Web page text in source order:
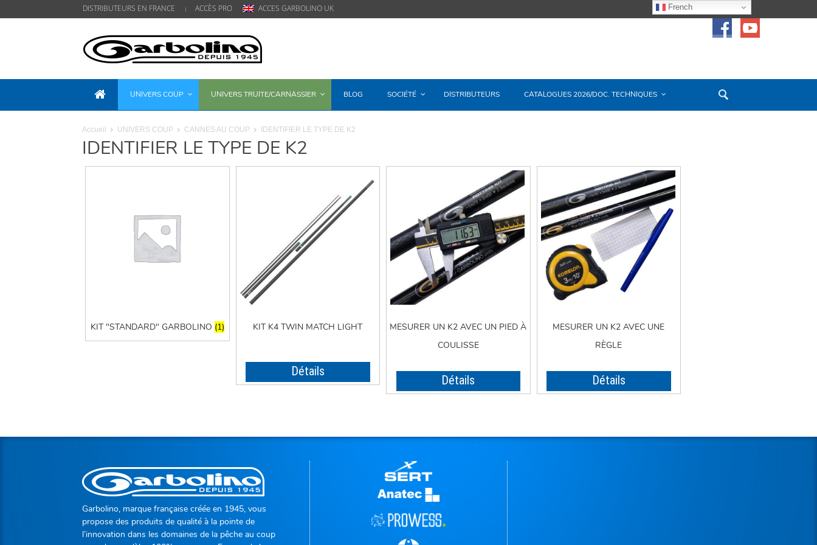
DISTRIBUTEURS EN FRANCE ACCÈS PRO ACCES GARBOLINO UK
UNIVERS COUP UNIVERS TRUITE/CARNASSIER BLOG SOCIÉTÉ DISTRIBUTEURS CATALOGUES 2026/DOC. TECHNIQUES
Accueil UNIVERS COUP CANNES AU COUP IDENTIFIER LE TYPE DE K2
IDENTIFIER LE TYPE DE K2
KIT "STANDARD" GARBOLINO (1) KIT K4 TWIN MATCH LIGHT
Détails
MESURER UN K2 AVEC UN PIED À
COULISSE
Détails
MESURER UN K2 AVEC UNE
RÈGLE
Détails
Garbolino, marque française créée en 1945, vous
propose des produits de qualité à la pointe de
l’innovation dans les domaines de la pêche au coup
French